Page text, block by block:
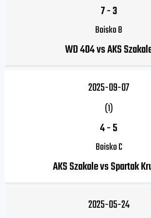
7-3
Boisko B
WD 404 vs AKS
2025-09-07
(1)
4-5
Boisko C
AKS Szakale vs Spartak
2025-05-24